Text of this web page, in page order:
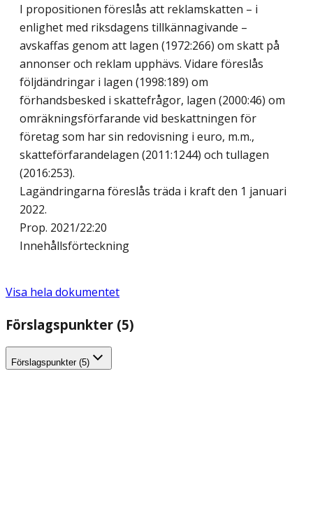
I propositionen föreslås att reklamskatten – i
enlighet med riksdagens tillkännagivande –
avskaffas genom att lagen (1972:266) om skatt på
annonser och reklam upphävs. Vidare föreslås
följdändringar i lagen (1998:189) om
förhandsbesked i skattefrågor, lagen (2000:46) om
omräkningsförfarande vid beskattningen för
företag som har sin redovisning i euro, m.m.,
skatteförfarandelagen (2011:1244) och tullagen
(2016:253).
Lagändringarna föreslås träda i kraft den 1 januari
2022.
Prop. 2021/22:20
Innehållsförteckning
Visa hela dokumentet
Förslagspunkter (5)
Förslagspunkter (5)